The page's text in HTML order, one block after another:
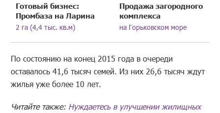
Готовый бизнес:
Промбаза на Ларина
2 га (4,4 тыс. кв.м)
Продажа загородного
комплекса
на Горьковском море
По состоянию на конец 2015 года в очереди
оставалось 41,6 тысяч семей. Из них 26,6 тысяч ждут
жилья уже более 10 лет.
Читайте также: Нуждаетесь в улучшении жилищных